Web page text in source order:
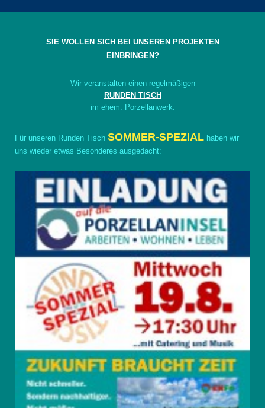
SIE WOLLEN SICH BEI UNSEREN PROJEKTEN
EINBRINGEN?
Wir veranstalten einen regelmäßigen
RUNDEN TISCH
im ehem. Porzellanwerk.
Für unseren Runden Tisch SOMMER-SPEZIAL haben wir
uns wieder etwas Besonderes ausgedacht: